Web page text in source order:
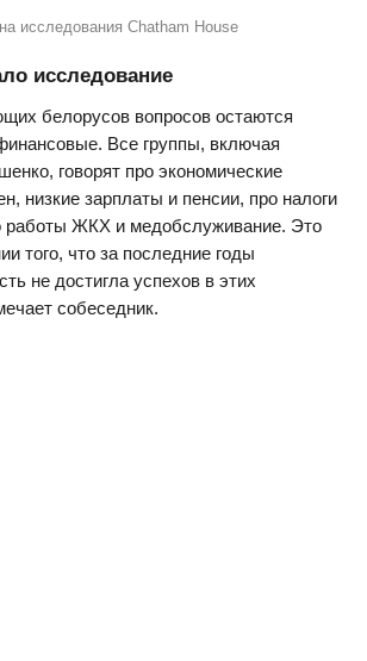
исследования Chatham House
исследование
белорусов вопросов остаются
Все группы, включая
говорят про экономические
низкие зарплаты и пенсии, про налоги
работы ЖКХ и медобслуживание. Это
того, что за последние годы
не достигла успехов в этих
собеседник.